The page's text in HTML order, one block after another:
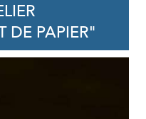
DE PAPIER"